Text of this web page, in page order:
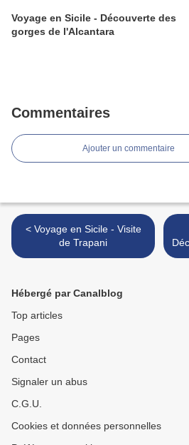
Voyage en Sicile - Découverte des
gorges de l'Alcantara
Commentaires
Ajouter un commentaire
< Voyage en Sicile - Visite
de Trapani
Hébergé par Canalblog
Top articles
Pages
Contact
Signaler un abus
C.G.U.
Cookies et données personnelles